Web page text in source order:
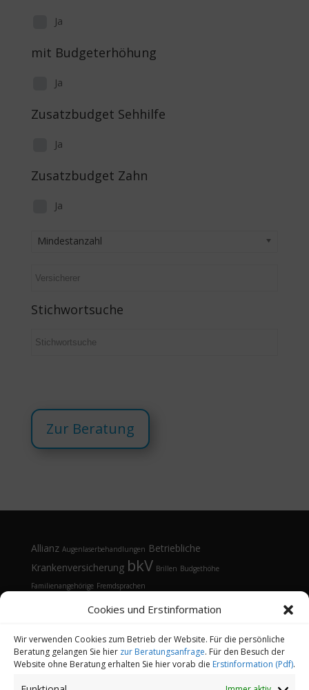
Cookies und Erstinformation
Wir verwenden Cookies zum Betrieb der Website. Für die persönliche
Beratung gelangen Sie hier zur Beratungsanfrage. Für den Besuch der
Website ohne Beratung erhalten Sie hier vorab die Erstinformation (Pdf).
Ja
mit Budgeterhöhung
Ja
Zusatzbudget Sehhilfe
Ja
Zusatzbudget Zahn
Ja
Mindestanzahl
Stichwortsuche
Zur Beratung
Allianz Augenlaserbehandlungen Betriebliche
Krankenversicherung bkV Brillen Budgethöhe
Familienangehörige Fremdsprachen
Gesundheitsmanagement
Sonnenbrille Tarifvergleich Vorsorgeuntersuchungen Vorteile
Öffnungsfenster